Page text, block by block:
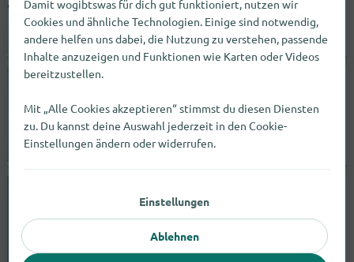
Naters
geöffnet bis 12:00 |
Inkwilerstrasse 1
4553 Subingen
Lanzemech
Bernstrasse 129
Bad Arolsen
Damit wogibtswas für dich gut funktioniert, nutzen wir
Cookies und ähnliche Technologien. Einige sind notwendig,
andere helfen uns dabei, die Nutzung zu verstehen, passende
Inhalte anzuzeigen und Funktionen wie Karten oder Videos
bereitzustellen.
Mit „Alle Cookies akzeptieren“ stimmst du diesen Diensten
zu. Du kannst deine Auswahl jederzeit in den Cookie-
Einstellungen ändern oder widerrufen.
Einstellungen
Ablehnen